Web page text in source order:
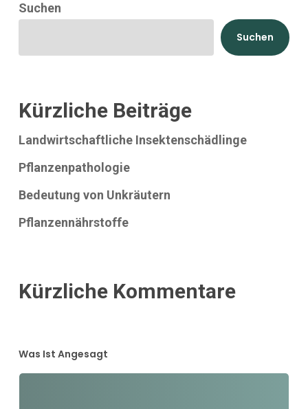
Suchen
Suchen
Kürzliche Beiträge
Landwirtschaftliche Insektenschädlinge
Pflanzenpathologie
Bedeutung von Unkräutern
Pflanzennährstoffe
Kürzliche Kommentare
Was Ist Angesagt